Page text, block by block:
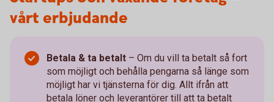
vårt erbjudande
Betala & ta betalt – Om du vill ta betalt så fort
som möjligt och behålla pengarna så länge som
möjligt har vi tjänsterna för dig. Allt ifrån att
betala löner och leverantörer till att ta betalt